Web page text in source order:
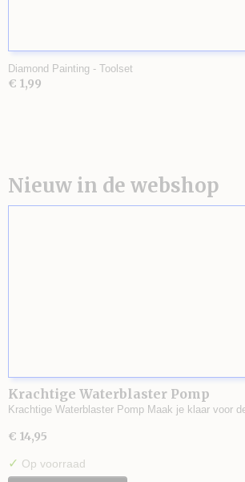
Diamond Painting - Toolset
€ 1,99
Nieuw in de webshop
Krachtige Waterblaster Pomp
Krachtige Waterblaster Pomp Maak je klaar voor
€ 14,95
✓ Op voorraad